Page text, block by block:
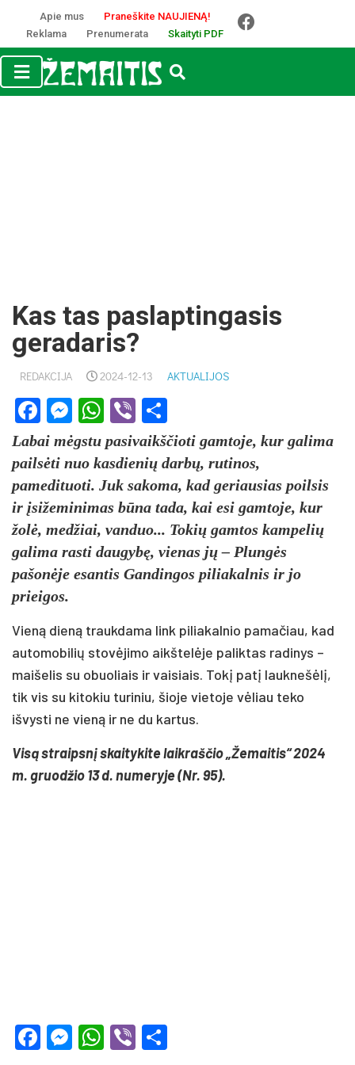
Apie mus
Praneškite NAUJIENĄ!
Reklama
Prenumerata Skaityti PDF
Kas tas paslaptingasis
geradaris?
REDAKCIJA 2024-12-13 AKTUALIJOS
Facebook
Messenger
WhatsApp
Viber
Labai mėgstu pasivaikščioti gamtoje, kur galima
pailsėti nuo kasdienių darbų, rutinos,
pamedituoti. Juk sakoma, kad geriausias poilsis
ir įsižeminimas būna tada, kai esi gamtoje, kur
žolė, medžiai, vanduo... Tokių gamtos kampelių
galima rasti daugybę, vienas jų – Plungės
pašonėje esantis Gandingos piliakalnis ir jo
prieigos.
Vieną dieną traukdama link piliakalnio pamačiau, kad
automobilių stovėjimo aikštelėje paliktas radinys –
maišelis su obuoliais ir vaisiais. Tokį patį lauknešėlį,
tik vis su kitokiu turiniu, šioje vietoje vėliau teko
išvysti ne vieną ir ne du kartus.
Visą straipsnį skaitykite laikraščio „Žemaitis“ 2024
m. gruodžio 13 d. numeryje (Nr. 95).
Facebook
Messenger
WhatsApp
Viber